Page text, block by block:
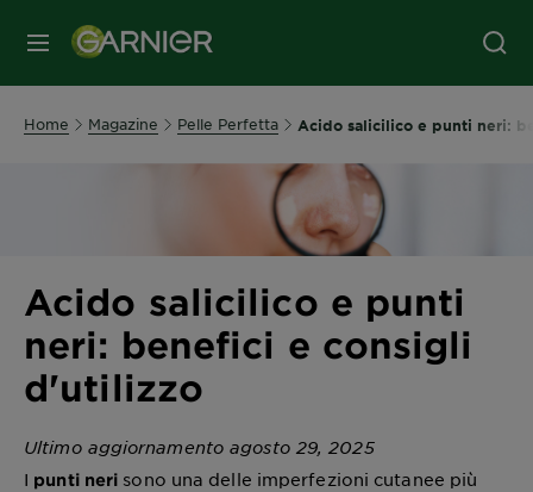
MENU
Home Magazine Pelle Perfetta Acido salicilico e punti neri:
Acido salicilico e punti
neri: benefici e consigli
d'utilizzo
Ultimo aggiornamento agosto 29, 2025
I punti neri sono una delle imperfezioni cutanee più